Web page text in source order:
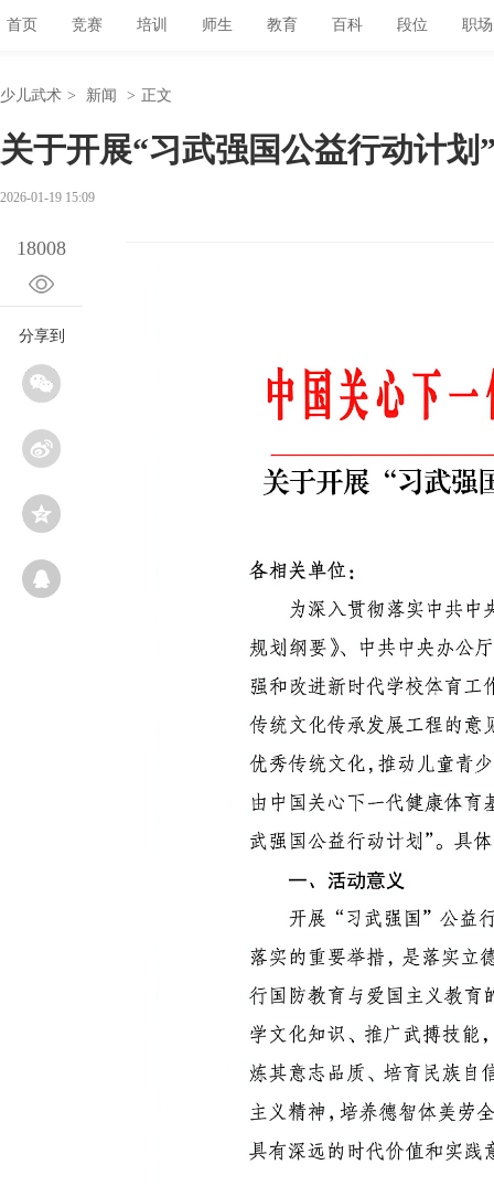
首页 竞赛 培训 师生 教育 百科 段位 职场
少儿武术 > 新闻 > 正文
关于开展“习武强国公益行动计划
2026-01-19 15:09
18008
分享到